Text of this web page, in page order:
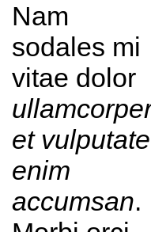
Nam
sodales mi
vitae dolor
et vulputate
enim
accumsan.